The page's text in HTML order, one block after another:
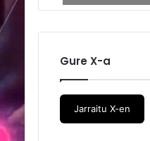
Gure X-a
Jarraitu X-en